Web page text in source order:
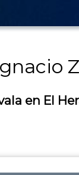
en El